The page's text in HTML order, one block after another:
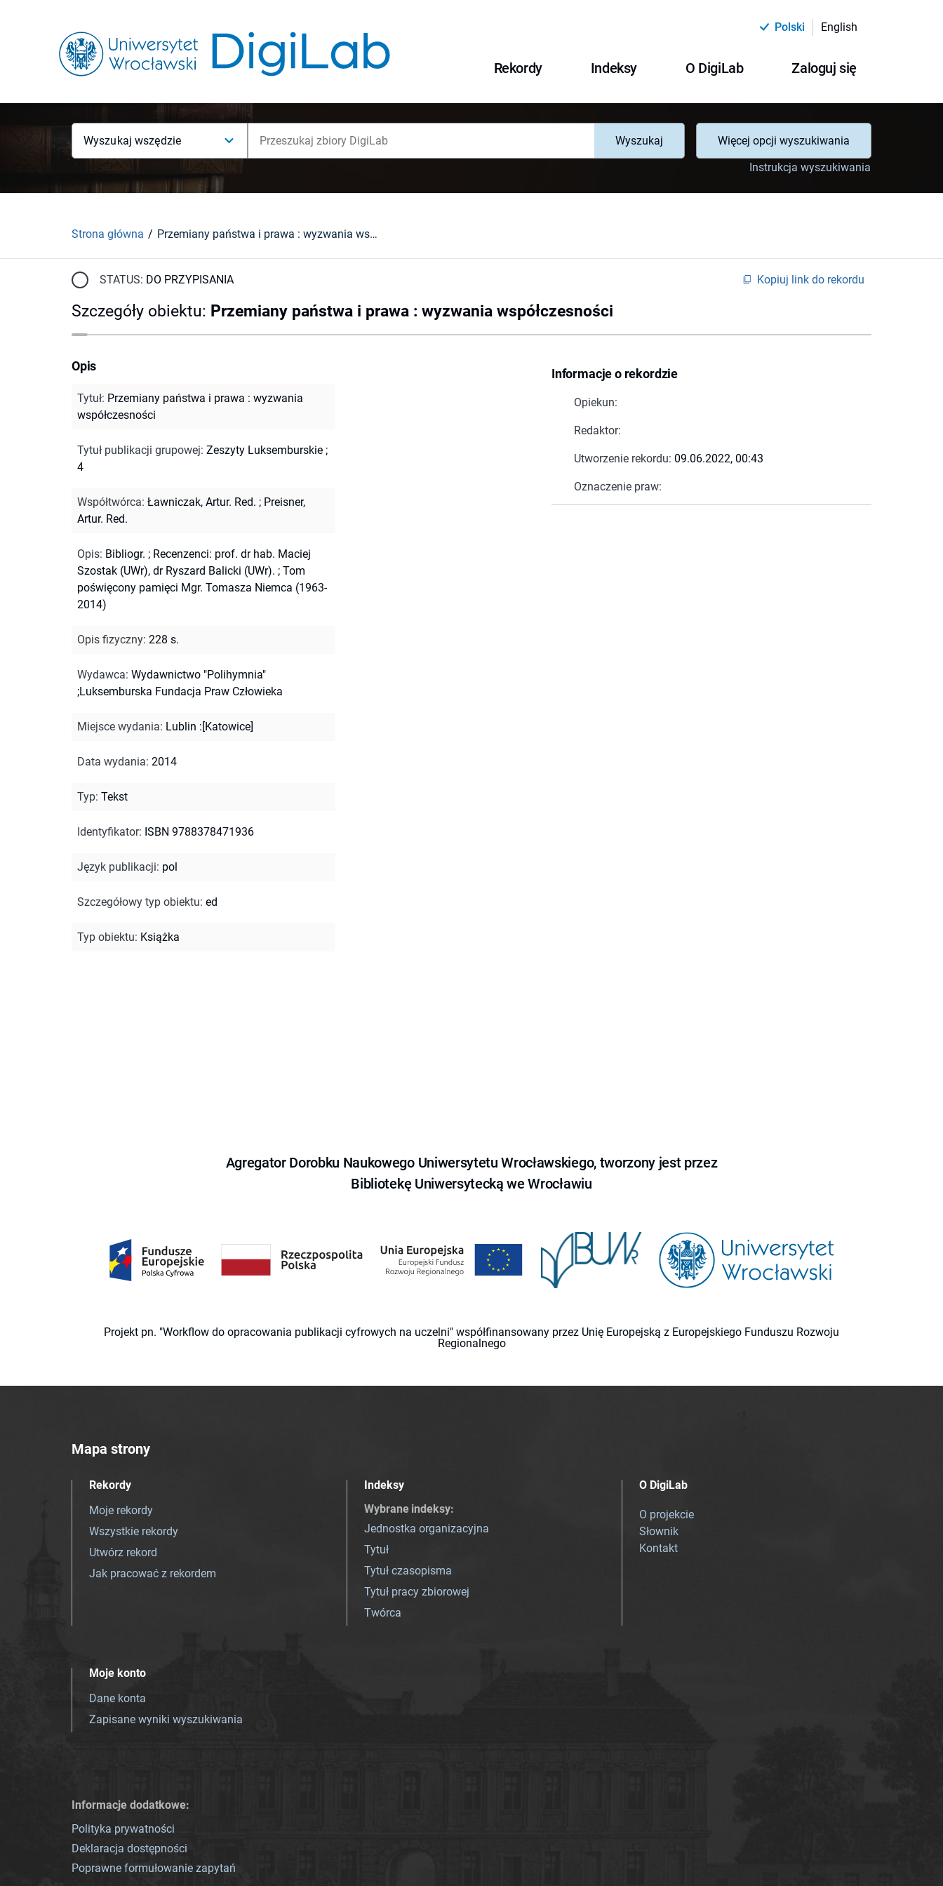
Polski English
Rekordy Indeksy O DigiLab Zaloguj się
Wyszukaj wszędzie Wyszukaj
Więcej opcji wyszukiwania
Instrukcja wyszukiwania
Strona główna Przemiany państwa i prawa : wyzwania współczesności
STATUS: DO PRZYPISANIA Kopiuj link do rekordu
Szczegóły obiektu: Przemiany państwa i prawa : wyzwania współczesności
Informacje o rekordzie
Opiekun:
Redaktor:
Utworzenie rekordu: 09.06.2022, 00:43
Oznaczenie praw:
Opis
Tytuł: Przemiany państwa i prawa : wyzwania
współczesności
Tytuł publikacji grupowej: Zeszyty Luksemburskie ;
4
Współtwórca: Ławniczak, Artur. Red. ; Preisner,
Artur. Red.
Opis: Bibliogr. ; Recenzenci: prof. dr hab. Maciej
Szostak (UWr), dr Ryszard Balicki (UWr). ; Tom
poświęcony pamięci Mgr. Tomasza Niemca (1963-
2014)
Opis fizyczny: 228 s.
Wydawca: Wydawnictwo "Polihymnia"
;Luksemburska Fundacja Praw Człowieka
Miejsce wydania: Lublin :[Katowice]
Data wydania: 2014
Typ: Tekst
Identyfikator: ISBN 9788378471936
Język publikacji: pol
Szczegółowy typ obiektu: ed
Typ obiektu: Książka
Agregator Dorobku Naukowego Uniwersytetu Wrocławskiego, tworzony jest przez
Bibliotekę Uniwersytecką we Wrocławiu
Projekt pn. "Workflow do opracowania publikacji cyfrowych na uczelni" współfinansowany przez Unię Europejską z Europejskiego Funduszu Rozwoju
Regionalnego
Mapa strony
Rekordy
Moje rekordy
Wszystkie rekordy
Utwórz rekord
Jak pracować z rekordem
Indeksy
Wybrane indeksy:
Jednostka organizacyjna
Tytuł
Tytuł czasopisma
Tytuł pracy zbiorowej
Twórca
O DigiLab
O projekcie
Słownik
Kontakt
Moje konto
Dane konta
Zapisane wyniki wyszukiwania
Informacje dodatkowe:
Polityka prywatności
Deklaracja dostępności
Poprawne formułowanie zapytań